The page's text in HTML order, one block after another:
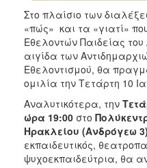
Στο πλαίσιο των
«πώς» και τα «γιατί»
Εθελοντών Παιδείας
αιγίδα των
Εθελοντισμού, θα
ομιλία την Τετάρτη 10
Αναλυτικότερα, την
ώρα 19:00 στο
Ηρακλείου (Ανδρόγεω 3)
εκπαιδευτικός,
ψυχοεκπαιδεύτρια, θα